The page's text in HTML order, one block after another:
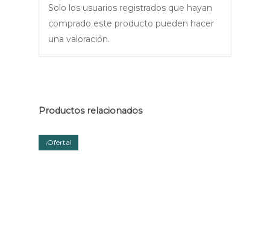
Solo los usuarios registrados que hayan
comprado este producto pueden hacer
una valoración.
Productos relacionados
¡Oferta!